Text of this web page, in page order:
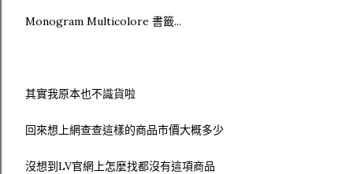
Monogram Multicolore 書籤...
其實我原本也不識貨啦
回來想上網查查這樣的商品市價大概多少
沒想到LV官網上怎麼找都沒有這項商品